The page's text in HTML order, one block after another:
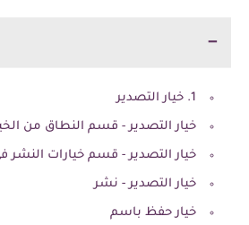
1. خيار التصدير
خيار التصدير - قسم النطاق من
خيار التصدير - قسم خيارات النشر
خيار التصدير - نشر
خيار حفظ باسم